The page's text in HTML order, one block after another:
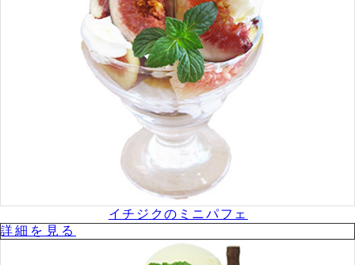
イチジクのミニパフェ
詳細を⾒る